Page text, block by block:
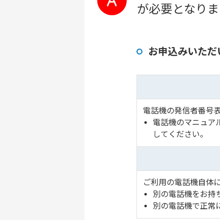
が必要となり
お申込みいた
電話機の発信者番号
電話機のマニュア
してください。
ご利用の電話機自体
別の電話機をお持
別の電話機で正常